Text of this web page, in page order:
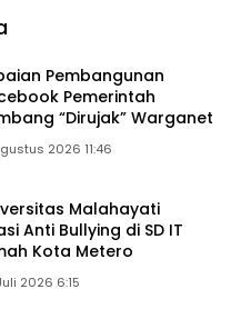
Pembangunan
Pemerintah
“Dirujak” Warganet
2026 11:46
Malahayati
Anti Bullying di SD IT
Kota Metero
2026 6:15